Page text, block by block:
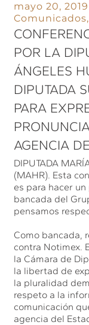
mayo 20, 2019
Comunicados
POR LA
ÁNGELES
DIPUTADA
PARA
AGENCIA
DIPUTADA
(MAHR). Esta
es para hacer
bancada del
pensamos
Como bancada,
contra Notimex.
la Cámara de
la libertad de
la pluralidad
respeto a la
comunicación
agencia del